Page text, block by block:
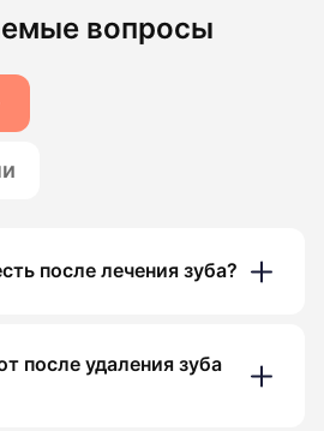
вопросы
после лечения зуба?
после удаления зуба